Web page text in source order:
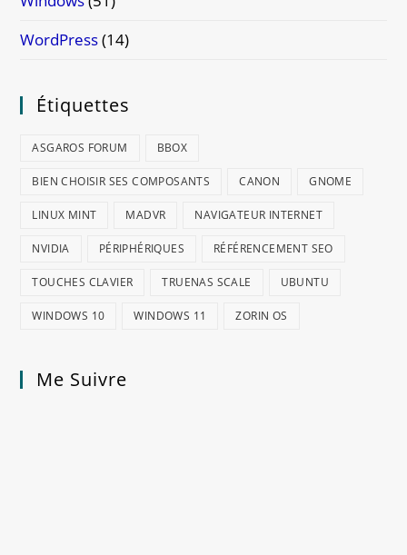
WordPress(14)
Étiquettes
ASGAROS FORUM BBOX
BIEN CHOISIR SES COMPOSANTS CANON GNOME
LINUX MINT MADVR NAVIGATEUR INTERNET
NVIDIA PÉRIPHÉRIQUES RÉFÉRENCEMENT SEO
TOUCHES CLAVIER TRUENAS SCALE UBUNTU
WINDOWS 10 WINDOWS 11 ZORIN OS
Me Suivre